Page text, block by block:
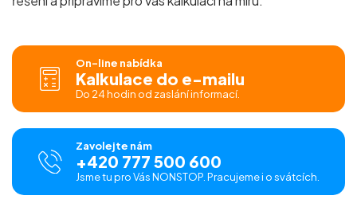
On-line nabídka
Kalkulace do e-mailu
Do 24 hodin od zaslání informací.
Zavolejte nám
+420 777 500 600
Jsme tu pro Vás NONSTOP. Pracujeme i o svátcích.